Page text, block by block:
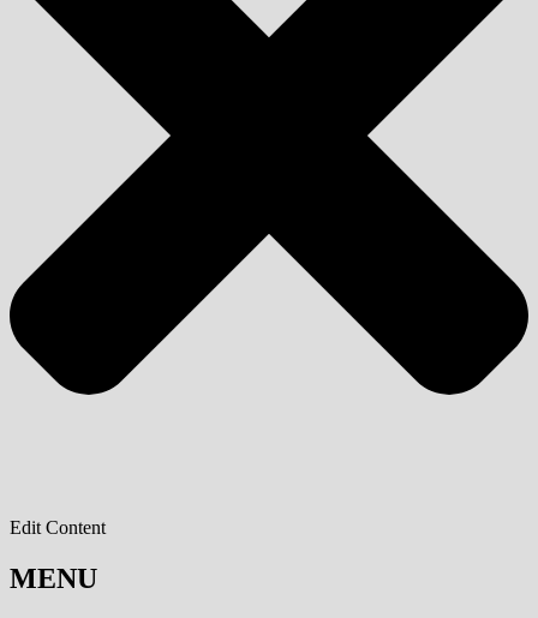
Edit Content
MENU